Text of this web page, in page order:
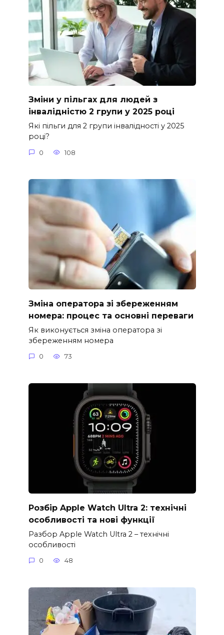
Зміни у пільгах для людей з
інвалідністю 2 групи у 2025 році
Які пільги для 2 групи інвалідності у 2025
році?
0 108
Зміна оператора зі збереженням
номера: процес та основні переваги
Як виконується зміна оператора зі
збереженням номера
0 73
Розбір Apple Watch Ultra 2: технічні
особливості та нові функції
Разбор Apple Watch Ultra 2 – технічні
особливості
0 48